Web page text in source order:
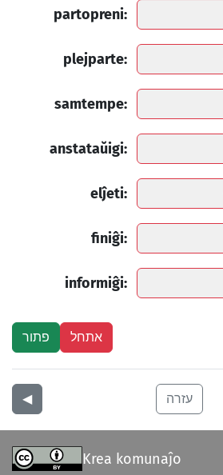
partopreni:
plejparte:
samtempe:
anstataŭigi:
elĵeti:
finiĝi:
informiĝi:
◀︎ עזרה
Krea komunaĵo